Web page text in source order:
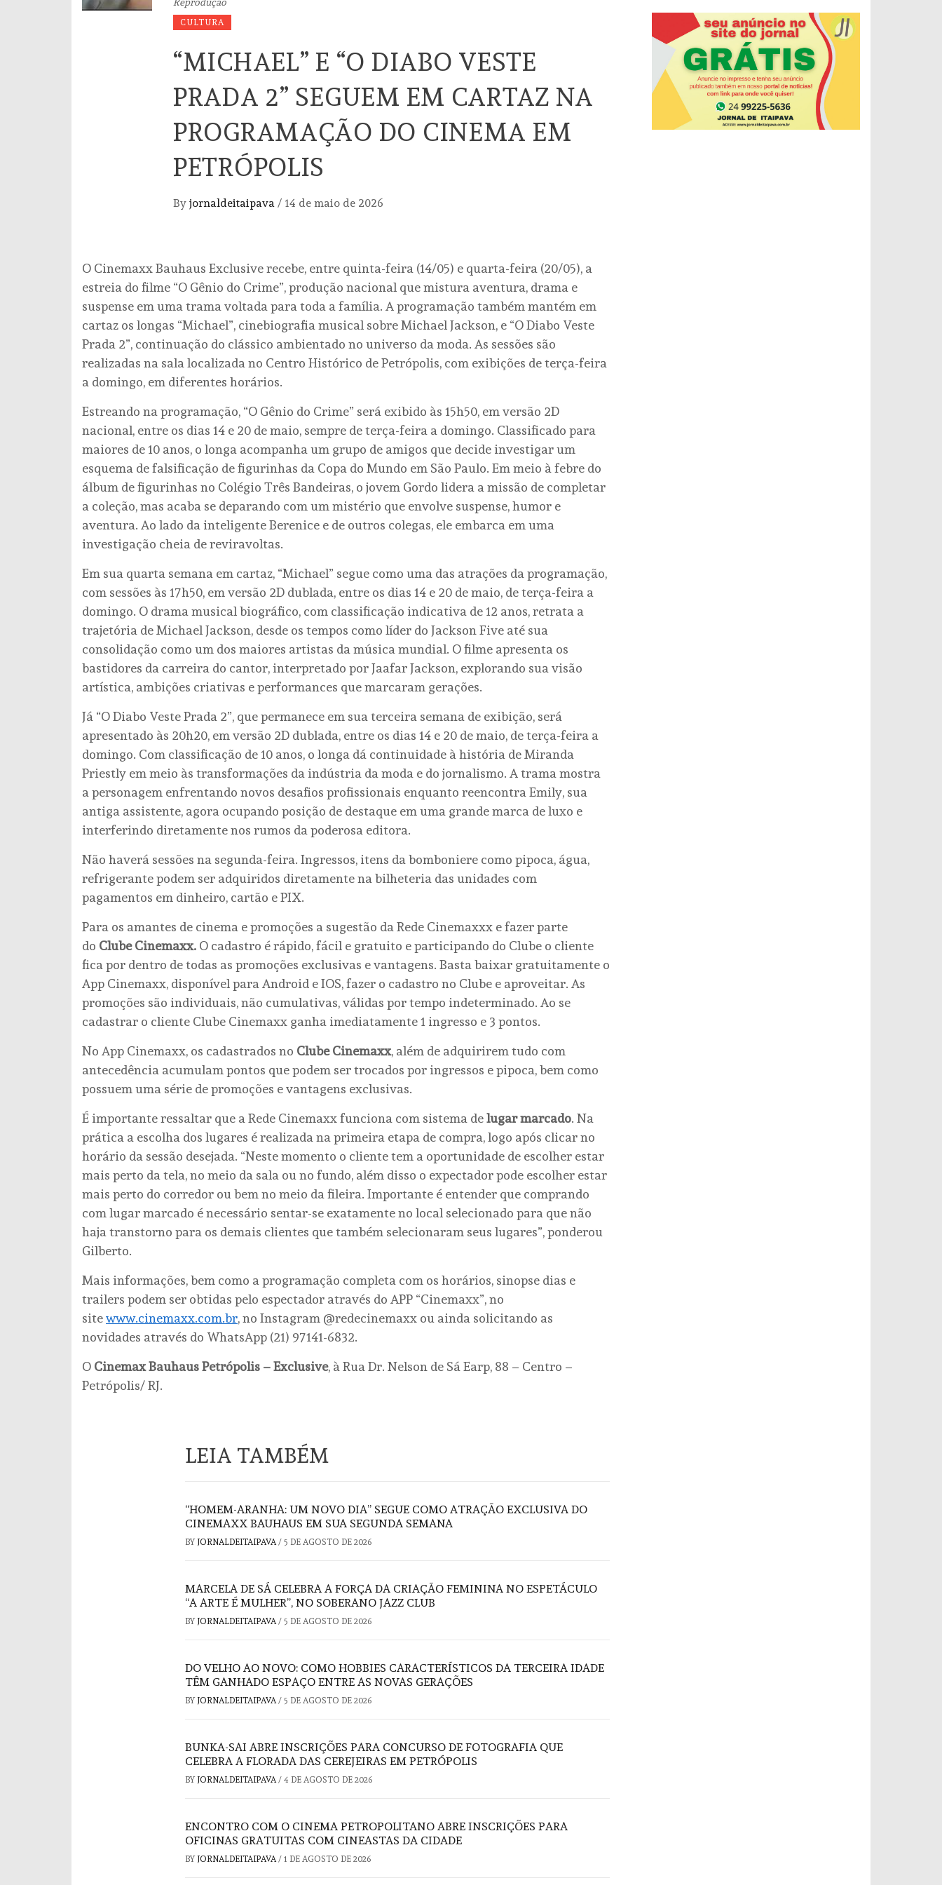
CULTURA
“MICHAEL” E “O DIABO VESTE
PRADA 2” SEGUEM EM CARTAZ NA
PROGRAMAÇÃO DO CINEMA EM
PETRÓPOLIS
By jornaldeitaipava / 14 de maio de 2026
O Cinemaxx Bauhaus Exclusive recebe, entre quinta-feira (14/05) e quarta-feira (20/05), a
estreia do filme “O Gênio do Crime”, produção nacional que mistura aventura, drama e
suspense em uma trama voltada para toda a família. A programação também mantém em
cartaz os longas “Michael”, cinebiografia musical sobre Michael Jackson, e “O Diabo Veste
Prada 2”, continuação do clássico ambientado no universo da moda. As sessões são
realizadas na sala localizada no Centro Histórico de Petrópolis, com exibições de terça-feira
a domingo, em diferentes horários.
Estreando na programação, “O Gênio do Crime” será exibido às 15h50, em versão 2D
nacional, entre os dias 14 e 20 de maio, sempre de terça-feira a domingo. Classificado para
maiores de 10 anos, o longa acompanha um grupo de amigos que decide investigar um
esquema de falsificação de figurinhas da Copa do Mundo em São Paulo. Em meio à febre do
álbum de figurinhas no Colégio Três Bandeiras, o jovem Gordo lidera a missão de completar
a coleção, mas acaba se deparando com um mistério que envolve suspense, humor e
aventura. Ao lado da inteligente Berenice e de outros colegas, ele embarca em uma
investigação cheia de reviravoltas.
Em sua quarta semana em cartaz, “Michael” segue como uma das atrações da programação,
com sessões às 17h50, em versão 2D dublada, entre os dias 14 e 20 de maio, de terça-feira a
domingo. O drama musical biográfico, com classificação indicativa de 12 anos, retrata a
trajetória de Michael Jackson, desde os tempos como líder do Jackson Five até sua
consolidação como um dos maiores artistas da música mundial. O filme apresenta os
bastidores da carreira do cantor, interpretado por Jaafar Jackson, explorando sua visão
artística, ambições criativas e performances que marcaram gerações.
Já “O Diabo Veste Prada 2”, que permanece em sua terceira semana de exibição, será
apresentado às 20h20, em versão 2D dublada, entre os dias 14 e 20 de maio, de terça-feira a
domingo. Com classificação de 10 anos, o longa dá continuidade à história de Miranda
Priestly em meio às transformações da indústria da moda e do jornalismo. A trama mostra
a personagem enfrentando novos desafios profissionais enquanto reencontra Emily, sua
antiga assistente, agora ocupando posição de destaque em uma grande marca de luxo e
interferindo diretamente nos rumos da poderosa editora.
Não haverá sessões na segunda-feira. Ingressos, itens da bomboniere como pipoca, água,
refrigerante podem ser adquiridos diretamente na bilheteria das unidades com
pagamentos em dinheiro, cartão e PIX.
Para os amantes de cinema e promoções a sugestão da Rede Cinemaxxx e fazer parte
do Clube Cinemaxx. O cadastro é rápido, fácil e gratuito e participando do Clube o cliente
fica por dentro de todas as promoções exclusivas e vantagens. Basta baixar gratuitamente o
App Cinemaxx, disponível para Android e IOS, fazer o cadastro no Clube e aproveitar. As
promoções são individuais, não cumulativas, válidas por tempo indeterminado. Ao se
cadastrar o cliente Clube Cinemaxx ganha imediatamente 1 ingresso e 3 pontos.
No App Cinemaxx, os cadastrados no Clube Cinemaxx, além de adquirirem tudo com
antecedência acumulam pontos que podem ser trocados por ingressos e pipoca, bem como
possuem uma série de promoções e vantagens exclusivas.
É importante ressaltar que a Rede Cinemaxx funciona com sistema delugar marcado. Na
prática a escolha dos lugares é realizada na primeira etapa de compra, logo após clicar no
horário da sessão desejada. “Neste momento o cliente tem a oportunidade de escolher estar
mais perto da tela, no meio da sala ou no fundo, além disso o expectador pode escolher estar
mais perto do corredor ou bem no meio da fileira. Importante é entender que comprando
com lugar marcado é necessário sentar-se exatamente no local selecionado para que não
haja transtorno para os demais clientes que também selecionaram seus lugares”, ponderou
Gilberto.
Mais informações, bem como a programação completa com os horários, sinopse dias e
trailers podem ser obtidas pelo espectador através do APP “Cinemaxx”, no
sitewww.cinemaxx.com.br, no Instagram @redecinemaxx ou ainda solicitando as
novidades através do WhatsApp (21) 97141-6832.
O Cinemax Bauhaus Petrópolis – Exclusive, à Rua Dr. Nelson de Sá Earp, 88 – Centro –
Petrópolis/ RJ.
LEIA TAMBÉM
“HOMEM-ARANHA: UM NOVO DIA” SEGUE COMO ATRAÇÃO EXCLUSIVA DO
CINEMAXX BAUHAUS EM SUA SEGUNDA SEMANA
BY JORNALDEITAIPAVA/ 5 DE AGOSTO DE 2026
MARCELA DE SÁ CELEBRA A FORÇA DA CRIAÇÃO FEMININA NO ESPETÁCULO
“A ARTE É MULHER”, NO SOBERANO JAZZ CLUB
BY JORNALDEITAIPAVA/ 5 DE AGOSTO DE 2026
DO VELHO AO NOVO: COMO HOBBIES CARACTERÍSTICOS DA TERCEIRA IDADE
TÊM GANHADO ESPAÇO ENTRE AS NOVAS GERAÇÕES
BY JORNALDEITAIPAVA/ 5 DE AGOSTO DE 2026
BUNKA-SAI ABRE INSCRIÇÕES PARA CONCURSO DE FOTOGRAFIA QUE
CELEBRA A FLORADA DAS CEREJEIRAS EM PETRÓPOLIS
BY JORNALDEITAIPAVA/ 4 DE AGOSTO DE 2026
ENCONTRO COM O CINEMA PETROPOLITANO ABRE INSCRIÇÕES PARA
OFICINAS GRATUITAS COM CINEASTAS DA CIDADE
BY JORNALDEITAIPAVA/ 1 DE AGOSTO DE 2026